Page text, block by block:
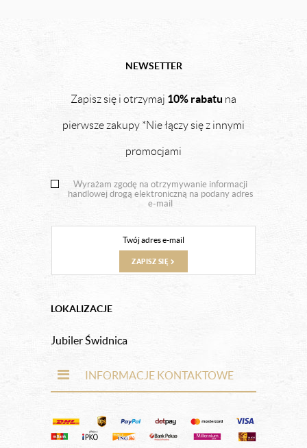
NEWSETTER
Zapisz się i otrzymaj 10% rabatu na
pierwsze zakupy *Nie łączy się z innymi
promocjami
Wyrażam zgodę na otrzymywanie informacji
handlowej drogą elektroniczną na podany adres
e-mail
ZAPISZ SIĘ
LOKALIZACJE
Jubiler Świdnica
INFORMACJE KONTAKTOWE